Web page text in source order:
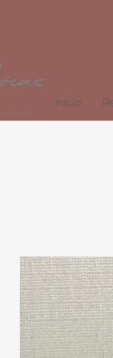
Início